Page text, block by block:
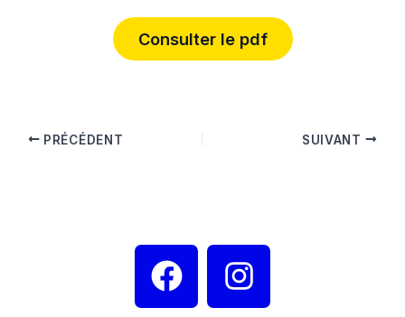
Consulter le pdf
PRÉCÉDENT SUIVANT
F
a
I
n